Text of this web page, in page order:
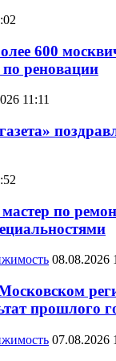
600
реновации
11:11
по
08.08.2026
прошлого
07.08.2026